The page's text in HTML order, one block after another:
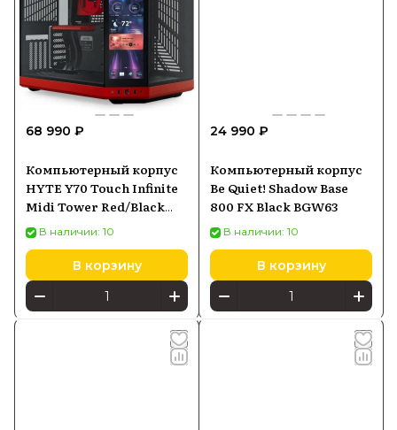
68 990 ₽
Компьютерный корпус
HYTE Y70 Touch Infinite
Midi Tower Red/Black
(CS-HYTE-Y70TTI-RB)
В наличии: 10
В корзину
24 990 ₽
Компьютерный корпус
Be Quiet! Shadow Base
800 FX Black BGW63
В наличии: 10
В корзину